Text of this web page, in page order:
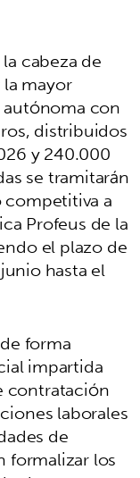
cabeza de
mayor
con
distribuidos
y 240.000
se tramitarán
a
Profeus de la
el plazo de
hasta el
forma
impartida
contratación
laborales
de
formalizar los